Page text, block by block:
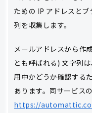
ための IP アドレスと
列を収集します。
メールアドレスから作
とも呼ばれる) 文字列
用中かどうか確認する
あります。同サービス
https://